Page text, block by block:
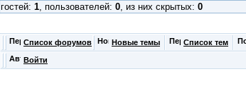
гостей: 1, пользователей: 0, из них скрытых: 0
Список форумов Новые темы Список тем
Войти